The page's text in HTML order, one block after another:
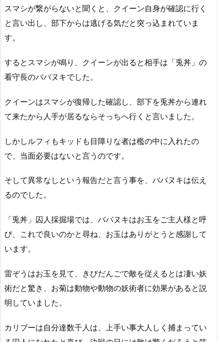
スマシが繋がらないと聞くと、クイーン自身が確認に行く
と言い出し、部下からは逃げる気だと突っ込まれていま
す。
するとスマシが鳴り、クイーンが出ると相手は「兎丼」の
看守長のババヌキでした。
クイーンはスマシが復帰した確認し、部下を兎丼から連れ
て来たから人手が居るならそっちへ行くと言いました。
しかしルフィもキッドも目障りな者は檻の中に入れたの
で、当面必要はないと言うのです。
そして異常なしという報告だと言う事を、ババヌキは伝え
るのでした。
「兎丼」囚人採掘場では、ババヌキはお玉をご主人様と呼
び、これで良いのかと尋ね、お玉はありがとうと感謝して
います。
雷ぞうはお玉を見て、きびだんごで敵を従えるとは凄い妖
術だと驚き、お菊は動物や動物の妖術者に効果があると説
明していました。
カリブーは自分達数千人は、上手い事大人しく捕まってい